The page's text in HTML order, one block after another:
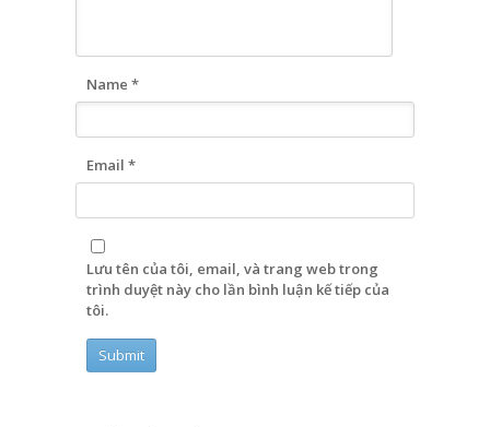
Name *
Email *
Lưu tên của tôi, email, và trang web trong
trình duyệt này cho lần bình luận kế tiếp của
tôi.